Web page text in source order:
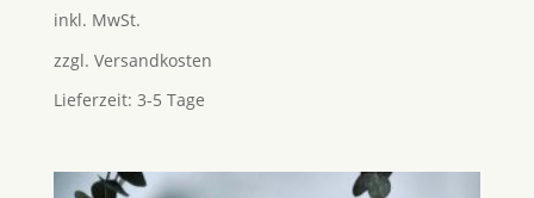
von 5
inkl. MwSt.
zzgl. Versandkosten
Lieferzeit: 3-5 Tage